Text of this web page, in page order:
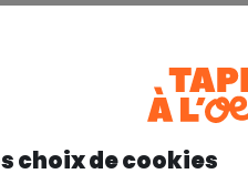
choix de cookies